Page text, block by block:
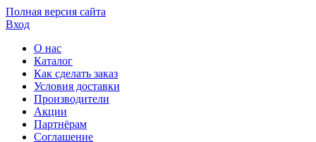
Полная версия сайта
Вход
О нас
Каталог
Как сделать заказ
Условия доставки
Производители
Акции
Партнёрам
Соглашение